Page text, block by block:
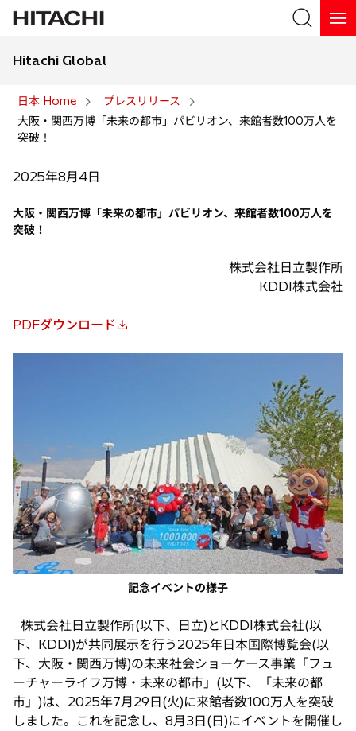
検索
Hitachi Global
日本 Home
プレスリリース
大阪・関西万博「未来の都市」パビリオン、来館者数100万人を
突破！
2025年8月4日
大阪・関西万博「未来の都市」パビリオン、来館者数100万人を
突破！
株式会社日立製作所
KDDI株式会社
PDFダウンロード
新
し
く
記念イベントの様子
株式会社日立製作所(以下、日立)とKDDI株式会社(以
下、KDDI)が共同展示を行う2025年日本国際博覧会(以
下、大阪・関西万博)の未来社会ショーケース事業「フュ
ーチャーライフ万博・未来の都市」(以下、「未来の都
市」)は、2025年7月29日(火)に来館者数100万人を突破
しました。これを記念し、8月3日(日)にイベントを開催し